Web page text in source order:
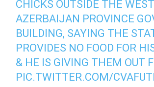
CHICKS OUTSIDE THE WEST
AZERBAIJAN PROVINCE
BUILDING, SAYING THE
PROVIDES NO FOOD FOR
& HE IS GIVING THEM OUT
PIC.TWITTER.COM/